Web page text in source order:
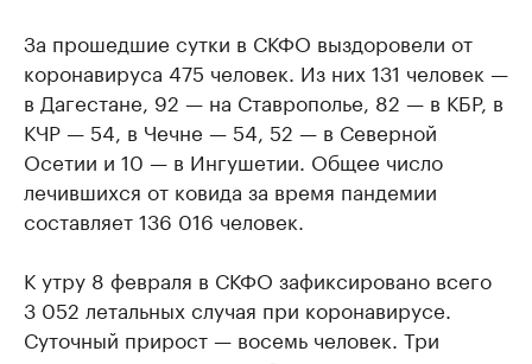
За прошедшие сутки в СКФО выздоровели от
коронавируса 475 человек. Из них 131 человек —
в Дагестане, 92 — на Ставрополье, 82 — в КБР, в
КЧР — 54, в Чечне — 54, 52 — в Северной
Осетии и 10 — в Ингушетии. Общее число
лечившихся от ковида за время пандемии
составляет 136 016 человек.
К утру 8 февраля в СКФО зафиксировано всего
3 052 летальных случая при коронавирусе.
Суточный прирост — восемь человек. Три